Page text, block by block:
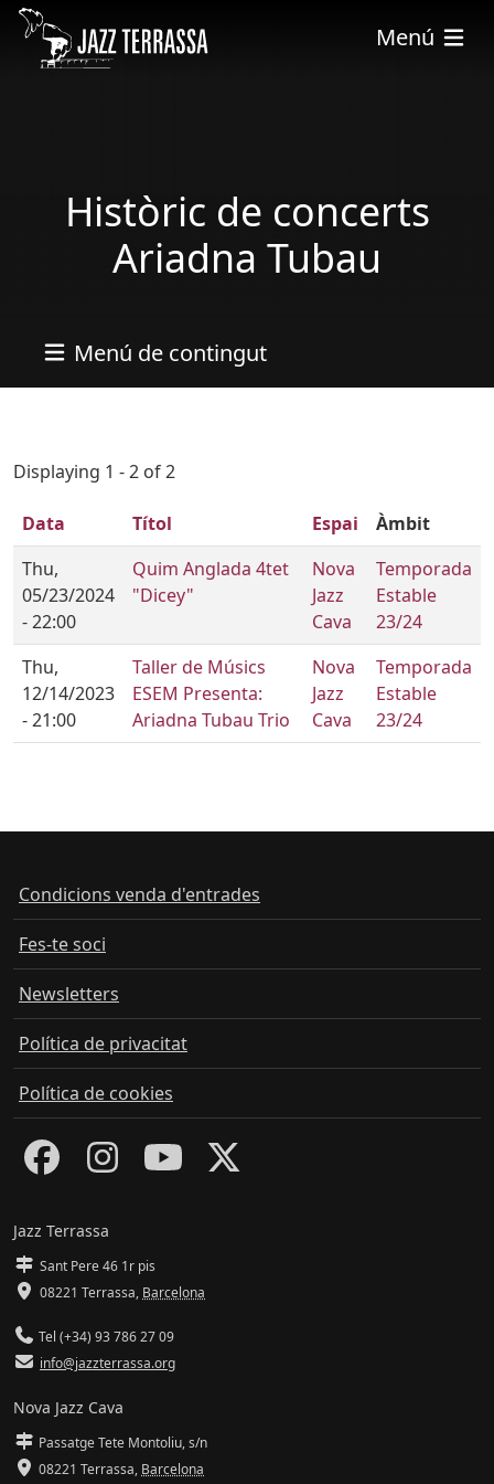
Skip to main content
Menú
Històric de concerts
Ariadna Tubau
Menú de contingut
Displaying 1 - 2 of 2
Data Títol Espai
Àmbit
Thu,
05/23/2024
- 22:00
Quim Anglada 4tet
"Dicey"
Nova
Jazz
Cava
Temporada
Estable
23/24
Thu,
12/14/2023
- 21:00
Taller de Músics
ESEM Presenta:
Ariadna Tubau Trio
Nova
Jazz
Cava
Temporada
Estable
23/24
Condicions venda d'entrades
Fes-te soci
Newsletters
Política de privacitat
Política de cookies
Jazz Terrassa
Sant Pere 46 1r pis
08221 Terrassa, Barcelona
Tel (+34) 93 786 27 09
info@jazzterrassa.org
Nova Jazz Cava
Passatge Tete Montoliu, s/n
08221 Terrassa, Barcelona